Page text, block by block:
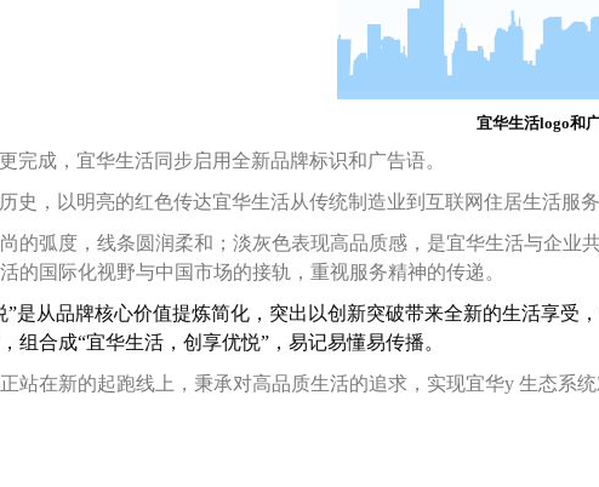
宜华生活logo和
完成，宜华生活同步启用全新品牌标识和广告语。
史，以明亮的红色传达宜华生活从传统制造业到互联网住居生活服
的弧度，线条圆润柔和；淡灰色表现高品质感，是宜华生活与企业
的国际化视野与中国市场的接轨，重视服务精神的传递。
”是从品牌核心价值提炼简化，突出以创新突破带来全新的生活享受
组合成“宜华生活，创享优悦”，易记易懂易传播。
站在新的起跑线上，秉承对高品质生活的追求，实现宜华y 生态系